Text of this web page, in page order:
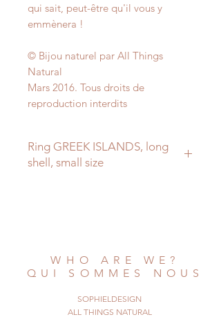
qui sait, peut-être qu'il vous y
emmènera !
© Bijou naturel par All Things
Natural
Mars 2016. Tous droits de
reproduction interdits
Ring GREEK ISLANDS, long
shell, small size
fingers.
© All Things Natural
March 2016. All rights reserved
WHO ARE WE?
QUI SOMMES NOUS
SOPHIELDESIGN
ALL THINGS NATURAL